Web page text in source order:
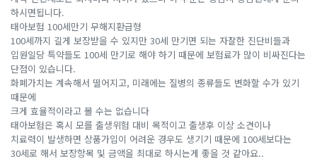
하시면됩니다.
태아보험 100세만기 무해지환급형
100세까지 길게 보장받을 수 있지만 30세 만기면 되는 자잘한 진단비들과
입원일당 특약들도 100세 만기로 해야 하기 때문에 보험료가 많이 비싸진다는
단점이 있습니다.
화폐가치는 계속해서 떨어지고, 미래에는 질병의 종류들도 변화할 수가 있기
때문에
크게 효율적이라고 볼 수는 없습니다
태아보험은 혹시 모를 출생위험 대비 목적이고 출생후 이상 소견이나
치료력이 발생하면 상품가입이 어려운 경우도 생기기 때문에 100세보다는
30세로 해서 보장항목 및 금액을 최대로 하시는게 좋을 것 같아요..